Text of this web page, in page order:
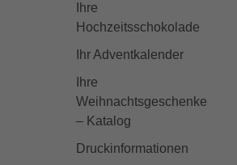
Ihre
Hochzeitsschokolade
Ihr Adventkalender
Ihre
Weihnachtsgeschenke
– Katalog
Druckinformationen